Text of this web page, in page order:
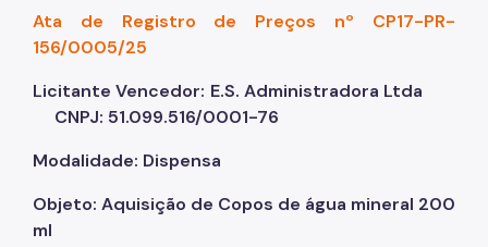
Ata de Registro de Preços nº CP17-PR-
156/0005/25
Licitante Vencedor: E.S. Administradora Ltda
CNPJ: 51.099.516/0001-76
Modalidade: Dispensa
Objeto: Aquisição de Copos de água mineral 200
ml